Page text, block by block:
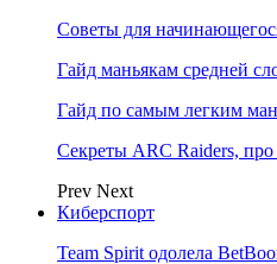
Советы для
Гайд маньякам средней
Гайд по самым легким
Секреты ARC Raiders,
Prev Next
Киберспорт
Team Spirit одолела